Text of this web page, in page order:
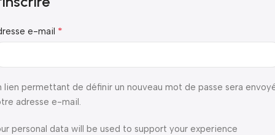
e-mail *
lien permettant de définir un nouveau mot de passe sera
adresse e-mail.
personal data will be used to support your experience